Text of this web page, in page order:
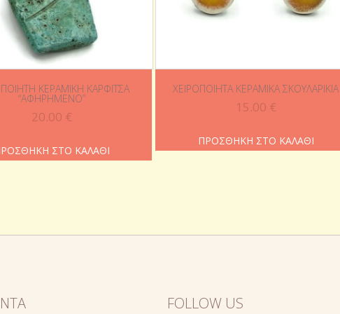
ΚΕΡΑΜΙΚΉ ΚΑΡΦΊΤΣΑ
“ΑΦΗΡΗΜΈΝΟ”
20.00 €
ΣΤΟ ΚΑΛΆΘΙ
ΧΕΙΡΟΠΟΊΗΤΑ ΚΕΡΑΜΙΚΆ ΣΚΟΥΛΑΡΊΚΙΑ
15.00 €
ΠΡΟΣΘΉΚΗ ΣΤΟ ΚΑΛΆΘΙ
FOLLOW US